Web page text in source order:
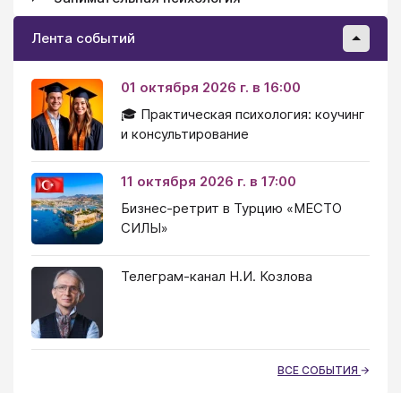
Лента событий
01 октября 2026 г. в 16:00
🎓 Практическая психология: коучинг
и консультирование
11 октября 2026 г. в 17:00
Бизнес-ретрит в Турцию «МЕСТО
СИЛЫ»
Телеграм-канал Н.И. Козлова
ВСЕ СОБЫТИЯ